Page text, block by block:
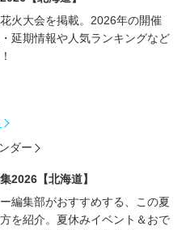
火大会を掲載。2026年の開催
延期情報や人気ランキングなど
ダー
2026【北海道】
編集部がおすすめする、この夏
を紹介。夏休みイベント＆おで